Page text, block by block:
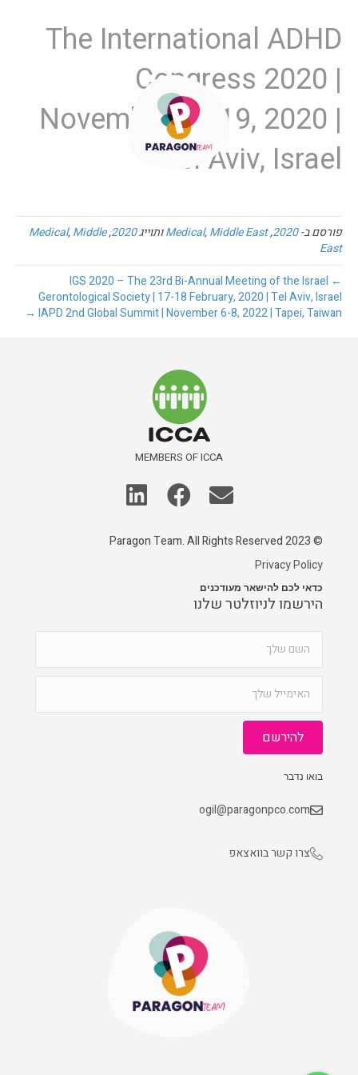
The International ADHD
Congress 2020 |
November 17-19, 2020 |
Tel Aviv, Israel
פורסם ב-2020
,
Medical,Middle East ותוייג2020
,
Medical,Middle
East
← IGS 2020 – The 23rd Bi-Annual Meeting of the Israel
Gerontological Society | 17-18 February, 2020 | Tel Aviv, Israel
IAPD 2nd Global Summit | November 6-8, 2022 | Tapei, Taiwan →
MEMBERS OF ICCA
© 2023 Paragon Team. All Rights Reserved
Privacy Policy
כדאי לכם להישאר מעודכנים
הירשמו לניוזלטר שלנו
להירשם
בואו נדבר
ogil@paragonpco.com
צרו קשר בוואצאפ